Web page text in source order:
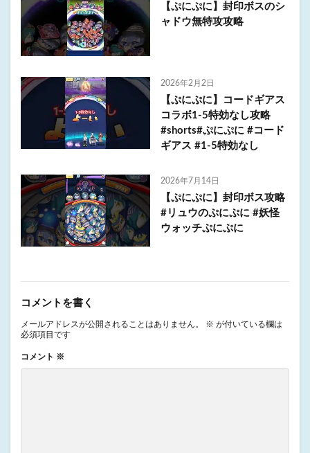
【ぷにぷに】封印ボスのシ
ャドウ無特攻攻略
2026年2月2日
【ぷにぷに】コードギアス
コラボ1-5特効なし攻略
#shorts#ぷにぷに #コード
ギアス #1-5特効なし
2026年7月14日
【ぷにぷに】封印ボス攻略
#リュウのぷにぷに #妖怪
ウォッチぷにぷに
コメントを書く
メールアドレスが公開されることはありません。 ※ が付いている欄は
必須項目です
コメント ※